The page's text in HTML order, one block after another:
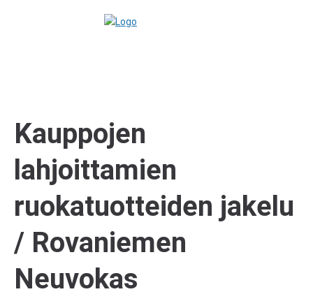
Kauppojen
lahjoittamien
ruokatuotteiden jakelu
/ Rovaniemen
Neuvokas